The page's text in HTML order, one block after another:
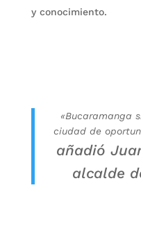
y conocimiento.
«Bucaramanga
ciudad de
añadió
alcalde